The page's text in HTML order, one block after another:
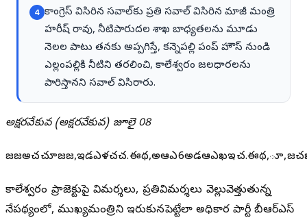
4 కాంగ్రెస్ విసిరిన సవాల్‌కు ప్రతి సవాల్ విసిరిన మాజీ మంత్రి
హరీష్ రావు, నీటిపారుదల శాఖ బాధ్యతలను మూడు
నెలల పాటు తనకు అప్పగిస్తే, కన్నెపల్లి పంప్ హౌస్ నుండి
ఎల్లంపల్లికి నీటిని తరలించి, కాలేశ్వరం జలధారలను
పారిస్తానని సవాల్ విసిరారు.
అక్షరవేకువ (అక్షరవేకువ) జూలై 08
కాలేశ్వరం ప్రాజెక్టుపై విమర్శలు, ప్రతివిమర్శలు వెల్లువెత్తుతున్న
నేపథ్యంలో, ముఖ్యమంత్రిని ఇరుకునపెట్టేలా అధికార పార్టీ బీఆర్ఎస్